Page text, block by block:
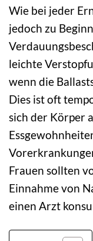
Wie bei jeder
jedoch zu
leichte
wenn die
Dies ist oft
sich der Körper
Frauen sollten
Einnahme von
einen Arzt